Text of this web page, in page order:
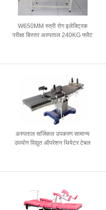
W650MM स्त्री रोग इलेक्ट्रिक
परीक्षा बिस्तर अस्पताल 240KG फ्लैट
अस्पताल सर्जिकल उपकरण सामान्य
उपयोग विद्युत ऑपरेशन थियेटर टेबल